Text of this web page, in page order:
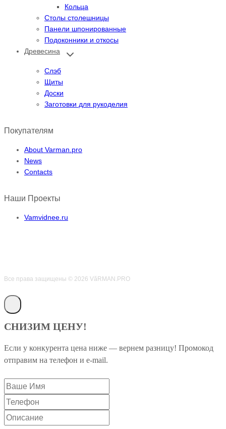
Кольца
Столы столешницы
Панели шпонированные
Подоконники и откосы
Древесина
Переключить
дочернее
Слэб
Щиты
Доски
Заготовки для рукоделия
Покупателям
About Varman.pro
News
Contacts
Наши Проекты
Vamvidnee.ru
Все права защищены © 2026 VӑRMAN.PRO
СНИЗИМ ЦЕНУ!
Если у конкурента цена ниже — вернем разницу! Промокод
отправим на телефон и e-mail.